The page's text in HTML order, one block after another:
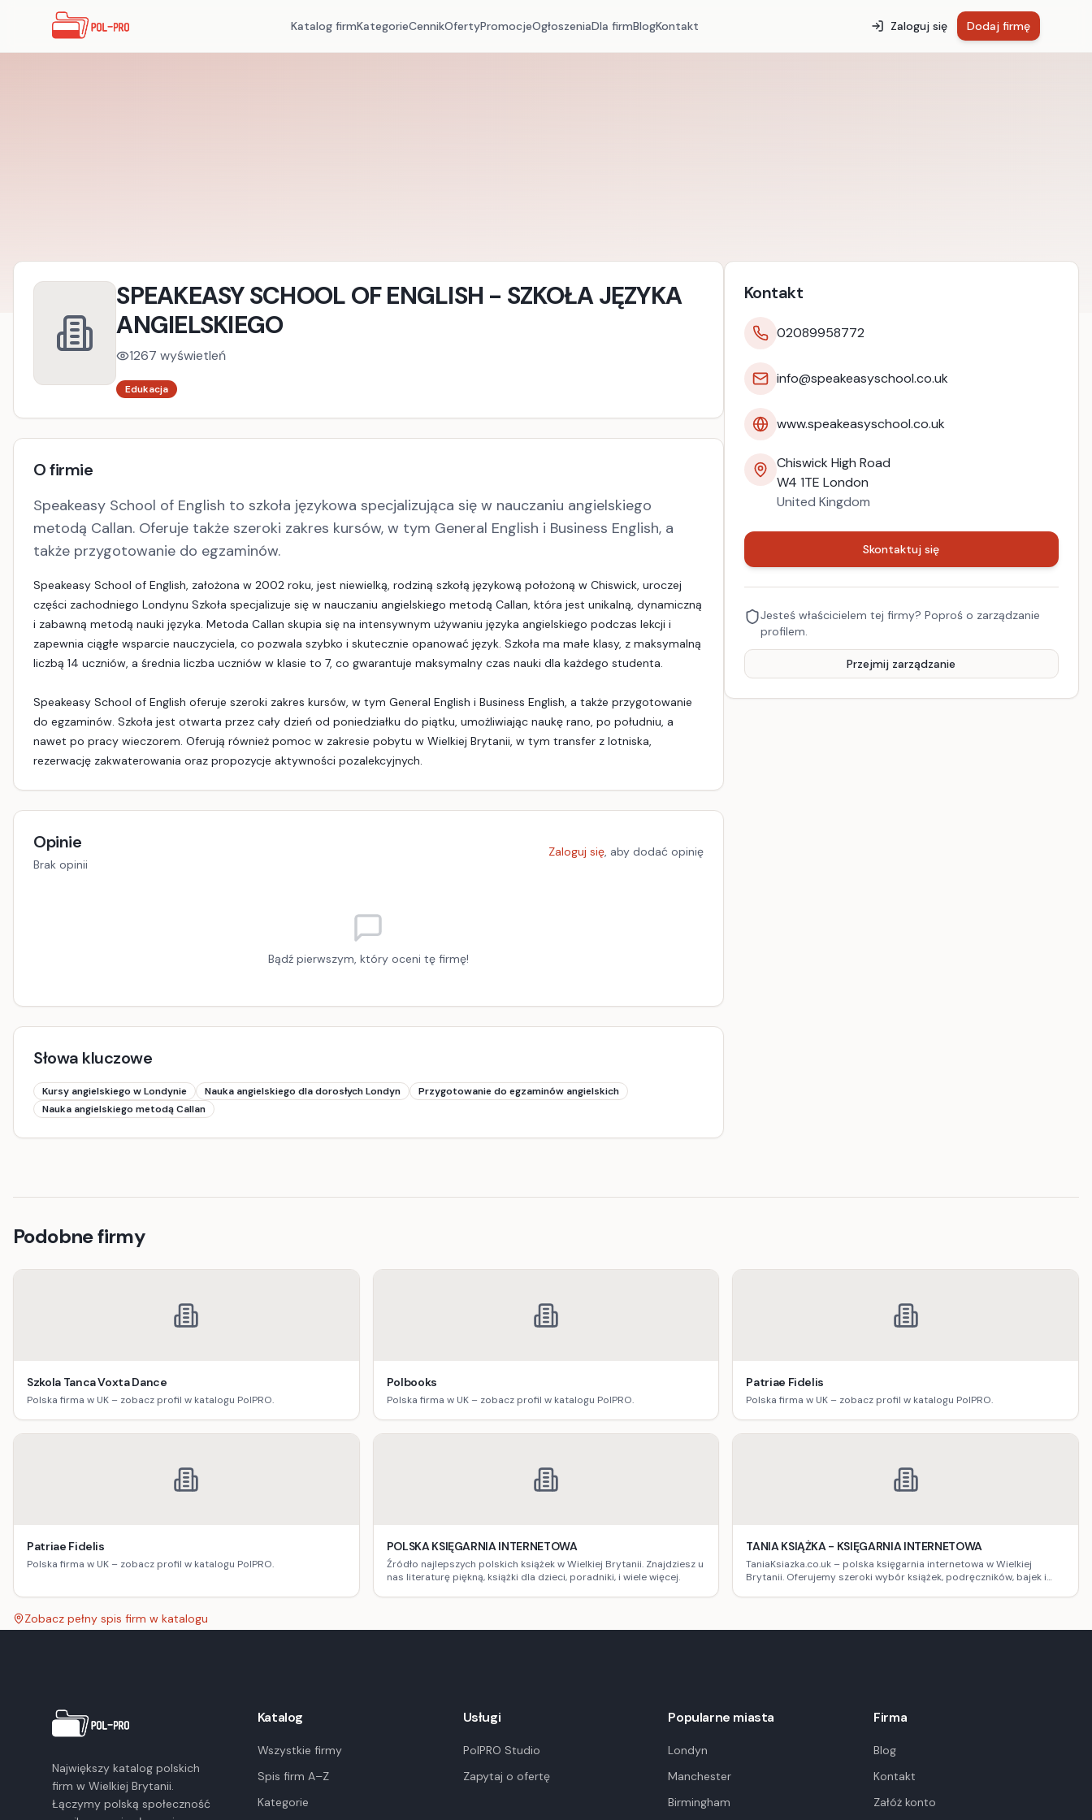
Katalog firmKategorieCennikOfertyPromocjeOgłoszeniaDla firmBlogKontakt Zaloguj się Dodaj firmę
SPEAKEASY SCHOOL OF ENGLISH - SZKOŁA JĘZYKA
ANGIELSKIEGO
1267 wyświetleń
Edukacja
O firmie
Speakeasy School of English to szkoła językowa specjalizująca się w nauczaniu angielskiego
metodą Callan. Oferuje także szeroki zakres kursów, w tym General English i Business English, a
także przygotowanie do egzaminów.
Speakeasy School of English, założona w 2002 roku, jest niewielką, rodziną szkołą językową położoną w Chiswick, uroczej
części zachodniego Londynu Szkoła specjalizuje się w nauczaniu angielskiego metodą Callan, która jest unikalną, dynamiczną
i zabawną metodą nauki języka. Metoda Callan skupia się na intensywnym używaniu języka angielskiego podczas lekcji i
zapewnia ciągłe wsparcie nauczyciela, co pozwala szybko i skutecznie opanować język. Szkoła ma małe klasy, z maksymalną
liczbą 14 uczniów, a średnia liczba uczniów w klasie to 7, co gwarantuje maksymalny czas nauki dla każdego studenta​​​​.
Speakeasy School of English oferuje szeroki zakres kursów, w tym General English i Business English, a także przygotowanie
do egzaminów. Szkoła jest otwarta przez cały dzień od poniedziałku do piątku, umożliwiając naukę rano, po południu, a
nawet po pracy wieczorem. Oferują również pomoc w zakresie pobytu w Wielkiej Brytanii, w tym transfer z lotniska,
rezerwację zakwaterowania oraz propozycje aktywności pozalekcyjnych​​​​.
Opinie
Brak opinii
Zaloguj się, aby dodać opinię
Bądź pierwszym, który oceni tę firmę!
Słowa kluczowe
Kursy angielskiego w Londynie Nauka angielskiego dla dorosłych Londyn
Przygotowanie do egzaminów angielskich
Nauka angielskiego metodą Callan
Kontakt
02089958772
info@speakeasyschool.co.uk
www.speakeasyschool.co.uk
Chiswick High Road
W4 1TE London
United Kingdom
Skontaktuj się
Jesteś właścicielem tej firmy? Poproś o zarządzanie
profilem.
Przejmij zarządzanie
Podobne firmy
Szkola Tanca Voxta Dance
Polska firma w UK – zobacz profil w katalogu PolPRO.
Polbooks
Polska firma w UK – zobacz profil w katalogu PolPRO.
Patriae Fidelis
Polska firma w UK – zobacz profil w katalogu PolPRO.
Patriae Fidelis
Polska firma w UK – zobacz profil w katalogu PolPRO.
POLSKA KSIĘGARNIA INTERNETOWA
Źródło najlepszych polskich książek w Wielkiej Brytanii. Znajdziesz u
nas literaturę piękną, książki dla dzieci, poradniki, i wiele więcej.
TANIA KSIĄŻKA - KSIĘGARNIA INTERNETOWA
TaniaKsiazka.co.uk – polska księgarnia internetowa w Wielkiej
Brytanii. Oferujemy szeroki wybór książek, podręczników, bajek i
Zobacz pełny spis firm w katalogu
Największy katalog polskich
firm w Wielkiej Brytanii.
Łączymy polską społeczność
Katalog
Wszystkie firmy
Spis firm A–Z
Kategorie
Usługi
PolPRO Studio
Zapytaj o ofertę
Popularne miasta
Londyn
Manchester
Birmingham
Firma
Blog
Kontakt
Załóż konto